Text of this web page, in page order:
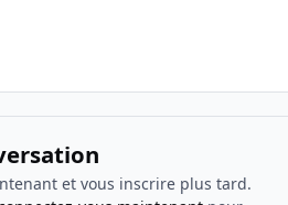
et vous inscrire plus tard.